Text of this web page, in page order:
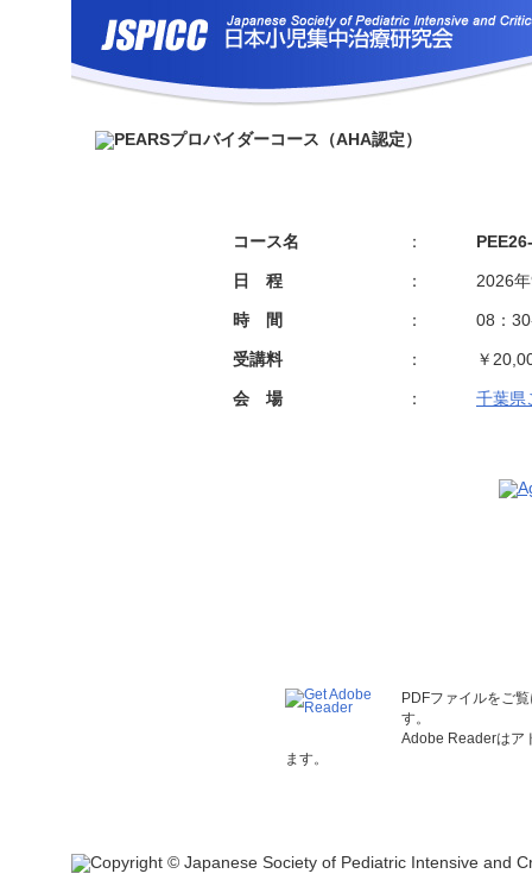
コース名 ：
日 程 ： 2026
時 間 ： 08：
受講料 ： ￥
会 場 ： 千葉県
PDFファイルをご
す。
Adobe Readerはア
ます。